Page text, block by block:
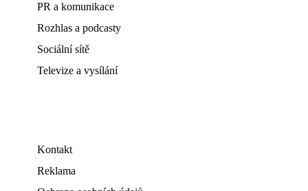
PR a komunikace
Rozhlas a podcasty
Sociální sítě
Televize a vysílání
Kontakt
Reklama